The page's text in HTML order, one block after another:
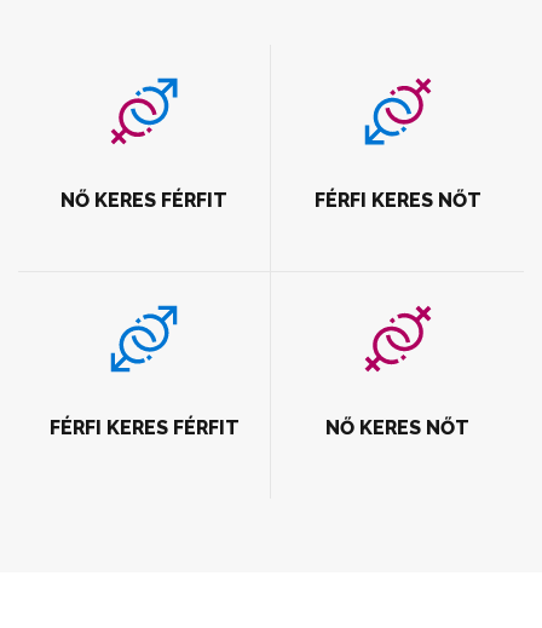
NŐ KERES FÉRFIT FÉRFI KERES NŐT
FÉRFI KERES FÉRFIT NŐ KERES NŐT